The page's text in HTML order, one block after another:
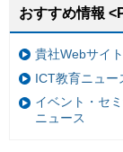
おすすめ情報
貴社Webサイ
ICT教育ニュー
イベント・セ
ニュース